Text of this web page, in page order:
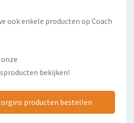
ook enkele producten op Coach
bekijken!
producten bestellen